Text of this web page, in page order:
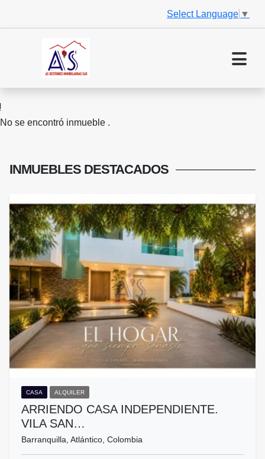
Select Language ▼
No se encontró inmueble .
INMUEBLES DESTACADOS
CASA ALQUILER
ARRIENDO CASA INDEPENDIENTE.
VILA SAN…
Barranquilla, Atlántico, Colombia